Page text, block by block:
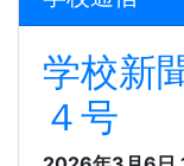
学校新
４号